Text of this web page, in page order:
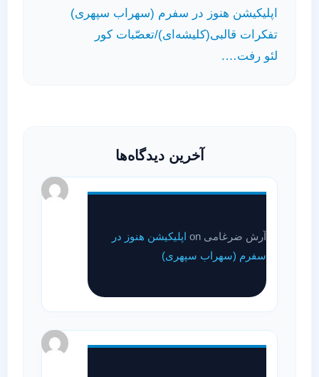
اپلیکیشن هنوز در سفرم (سهراب سپهری)
تفکرات قالبی(کلیشه‌ای)/تعصّبات کور
لئو رفت….
آخرین دیدگاه‌ها
آرش ضرغامی on
اپلیکیشن هنوز در
سفرم (سهراب سپهری)